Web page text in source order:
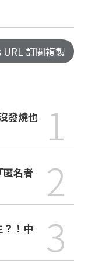
訂閱複製
1
匿名者
2
3